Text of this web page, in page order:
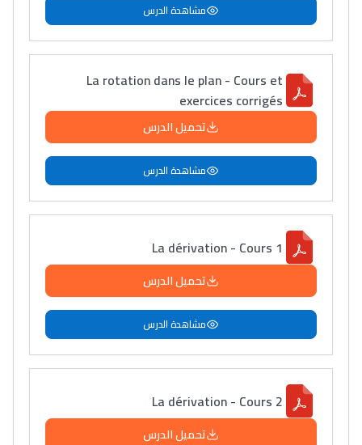
دليل المهن
ما يزيد عن 149 مهنة
دليل التوجيه
التوجيه بالثانوي و الإعدادي
باش تقدر تساعد الناس
يلقاو التوازن من الدّاخل
ومن الخارج، بشرى
مشاهدة الدرس
La rotation dans le plan - Cours et
exercices corrigés
تحميل الدرس
مشاهدة الدرس
La dérivation - Cours 1
تحميل الدرس
مشاهدة الدرس
La dérivation - Cours 2
تحميل الدرس